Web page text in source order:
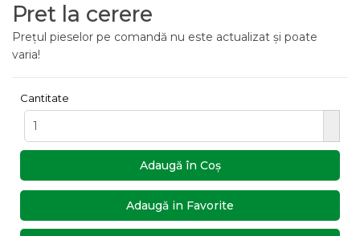
Pret la cerere
Prețul pieselor pe comandă nu este actualizat și poate
varia!
Cantitate
Adaugă în Coş
Adaugă in Favorite